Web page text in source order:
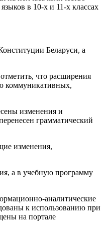
в 10-х и 11-х классах
Беларуси, а
что расширения
коммуникативных,
изменения и
грамматический
изменения,
а в учебную программу
аналитические
к использованию при
на портале